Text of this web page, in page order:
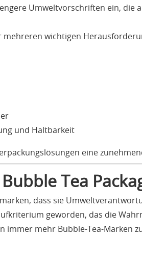
Umweltvorschriften ein, die
wichtigen
und Haltbarkeit
eine
Tea
dass sie
geworden, das die
immer mehr Bubble-Tea-Marken